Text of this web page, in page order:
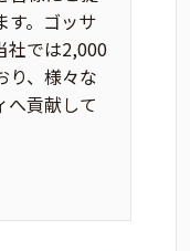
す。ゴッサ
社では2,000
り、様々な
へ貢献して